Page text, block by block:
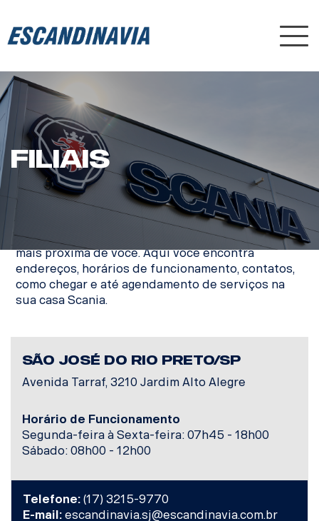
FILIAIS
Confira abaixo informações da casa Escandinavia
mais próxima de você. Aqui você encontra
endereços, horários de funcionamento, contatos,
como chegar e até agendamento de serviços na
sua casa Scania.
SÃO JOSÉ DO RIO PRETO/SP
Avenida Tarraf, 3210 Jardim Alto Alegre
Horário de Funcionamento
Segunda-feira à Sexta-feira: 07h45 - 18h00
Sábado: 08h00 - 12h00
Telefone: (17) 3215-9770
E-mail: escandinavia.sj@escandinavia.com.br